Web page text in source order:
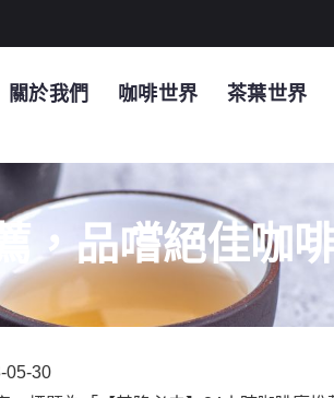
關於我們 咖啡世界 茶葉世界
，品嚐絕佳咖
05-30